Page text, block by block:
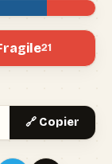
21
🔗 Copier